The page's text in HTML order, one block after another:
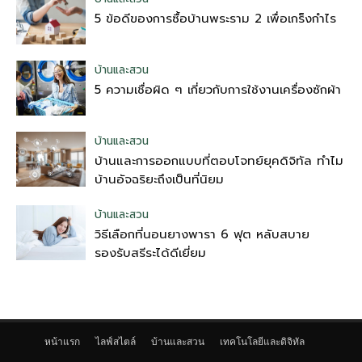
5 ข้อดีของการซื้อบ้านพระราม 2 เพื่อเกร็งกำไร
บ้านและสวน
5 ความเชื่อผิด ๆ เกี่ยวกับการใช้งานเครื่องซักผ้า
บ้านและสวน
บ้านและการออกแบบที่ตอบโจทย์ยุคดิจิทัล ทำไม
บ้านอัจฉริยะถึงเป็นที่นิยม
บ้านและสวน
วิธีเลือกที่นอนยางพารา 6 ฟุต หลับสบาย
รองรับสรีระได้ดีเยี่ยม
หน้าแรก ไลฟ์สไตล์ บ้านและสวน เทคโนโลยีและดิจิทัล